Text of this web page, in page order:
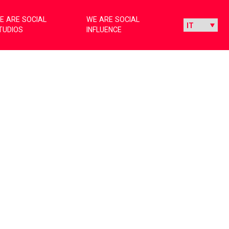
ARE SOCIAL
WE ARE SOCIAL
INFLUENCE